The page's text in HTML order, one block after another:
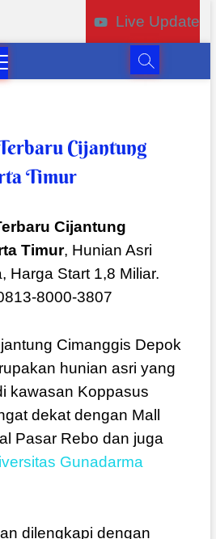
Live Update
Cijantung
Timur
Cijantung
Timur, Hunian Asri
Harga Start 1,8 Miliar.
8000-3807
Cimanggis Depok
hunian asri yang
kawasan Koppasus
dekat dengan Mall
Pasar Rebo dan juga
Gunadarma
dilengkapi dengan